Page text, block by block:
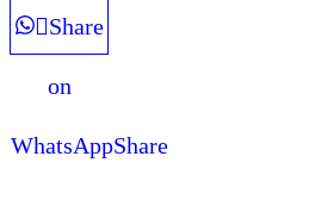
Share
on
WhatsAppShare